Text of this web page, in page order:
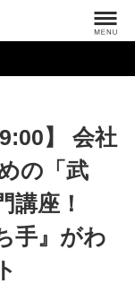
】 会社
の「武
講座！
手』がわ